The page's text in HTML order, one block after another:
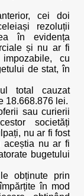
cei doi
rezoluții
în evidența
și nu ar fi
cu
de stat, în
total cauzat
18.668.876 lei.
sau curierii
societăți
nu ar fi fost
aceștia nu ar fi
bugetului
obținute prin
în mod